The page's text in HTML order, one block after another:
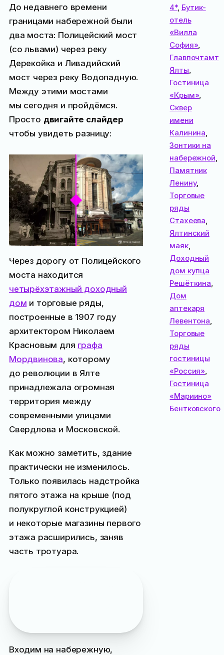
До недавнего времени
границами набережной были
два моста: Полицейский мост
(со львами) через реку
Дерекойка и Ливадийский
мост через реку Водопадную.
Между этими мостами
мы сегодня и пройдёмся.
Просто двигайте слайдер
чтобы увидеть разницу:
Через дорогу от Полицейского
моста находится
четырёхэтажный доходный
дом и торговые ряды,
построенные в 1907 году
архитектором Николаем
Красновым для графа
Мордвинова, которому
до революции в Ялте
принадлежала огромная
территория между
современными улицами
Свердлова и Московской.
Как можно заметить, здание
практически не изменилось.
Только появилась надстройка
пятого этажа на крыше (под
полукруглой конструкцией)
и некоторые магазины первого
этажа расширились, заняв
часть тротуара.
Входим на набережную,
4*, Бутик-
отель
«Вилла
София»,
Главпочтамт
Ялты
Гостиница
«Крым»,
Сквер
имени
Калинина
Зонтики на
набережной
Памятник
Ленину,
Торговые
ряды
Стахеева
Ялтинский
маяк,
Доходный
дом купца
Решёткина
Дом
аптекаря
Левентона
Торговые
ряды
гостиницы
«Россия»
Гостиница
«Мариино»
Бентковского